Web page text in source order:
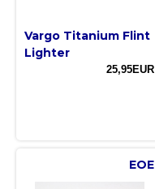
Vargo Titanium Flint
Lighter
25,95EUR
EOE